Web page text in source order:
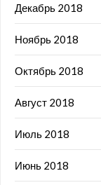
Декабрь 2018
Ноябрь 2018
Октябрь 2018
Август 2018
Июль 2018
Июнь 2018